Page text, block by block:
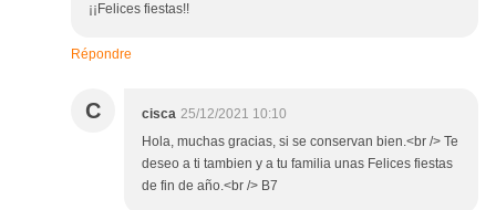
¡¡Felices fiestas!!
Répondre
C cisca 25/12/2021 10:10
Hola, muchas gracias, si se conservan bien.<br /> Te
deseo a ti tambien y a tu familia unas Felices fiestas
de fin de año.<br /> B7